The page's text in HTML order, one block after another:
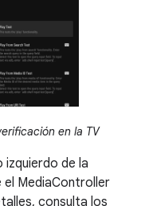
en la TV
izquierdo de la
MediaController
consulta los